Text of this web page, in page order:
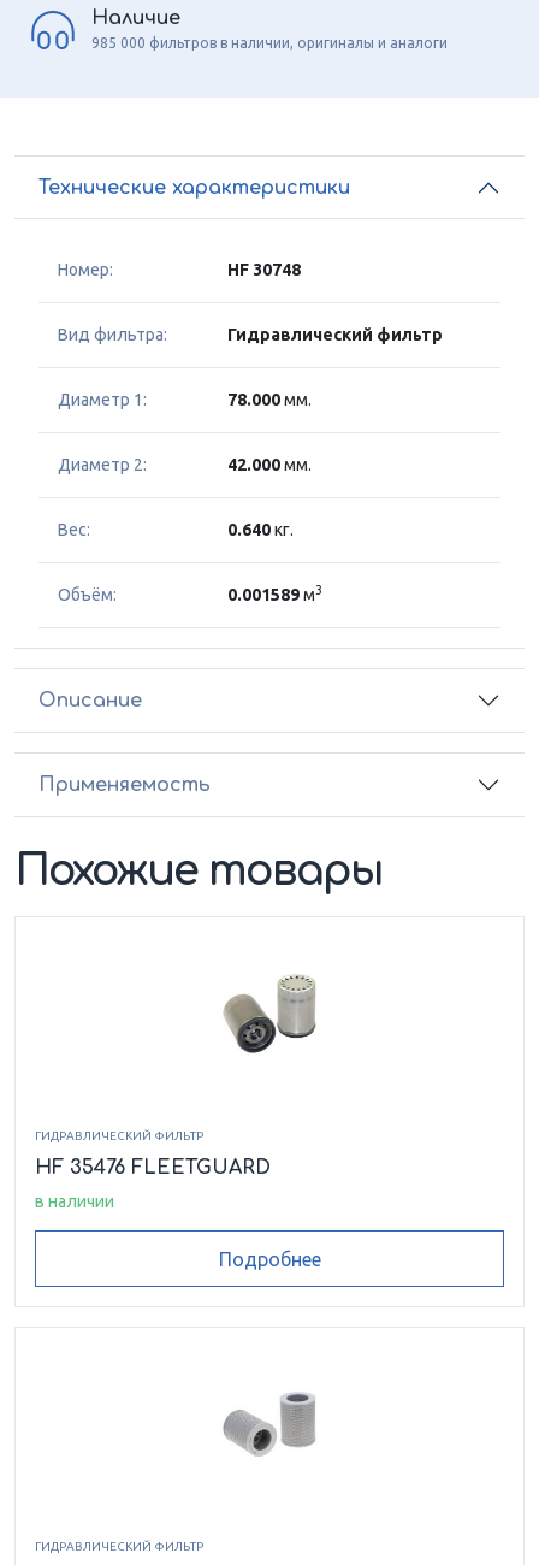
Наличие
985 000 фильтров в наличии, оригиналы и аналоги
Технические характеристики
Номер: HF 30748
Вид фильтра: Гидравлический фильтр
Диаметр 1: 78.000мм.
Диаметр 2: 42.000мм.
Вес: 0.640кг.
Объём: 0.001589м3
Описание
Применяемость
Похожие товары
ГИДРАВЛИЧЕСКИЙ ФИЛЬТР
HF 35476 FLEETGUARD
в наличии
Подробнее
ГИДРАВЛИЧЕСКИЙ ФИЛЬТР